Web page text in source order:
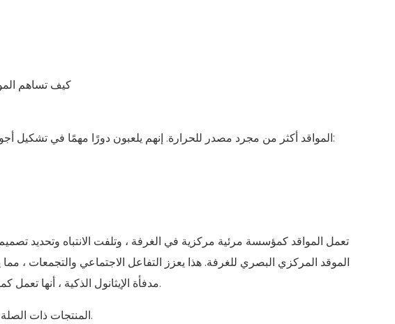
المواقد أكثر من مجرد مصدر للحرارة. إنهم يلعبون دورًا مهمًا في تشكيل أجواء الغرفة. إليك كيفية المساهمة في إنشاء بيئة دافئة وجذابة:
تعمل المواقد كمؤسسة مرئية مركزية في الغرفة ، وتلفت الانتباه وتحديد
الموقد المركزي البصري للغرفة. هذا يعزز التفاعل الاجتماعي والتجمعات ،
مدفأة الإيثانول الذكية، أنها تعمل كميزات مذهلة ترفع أي مساحة معيشة.
المنتجات ذات الصلةلتصميم أنيق ، معاصر.